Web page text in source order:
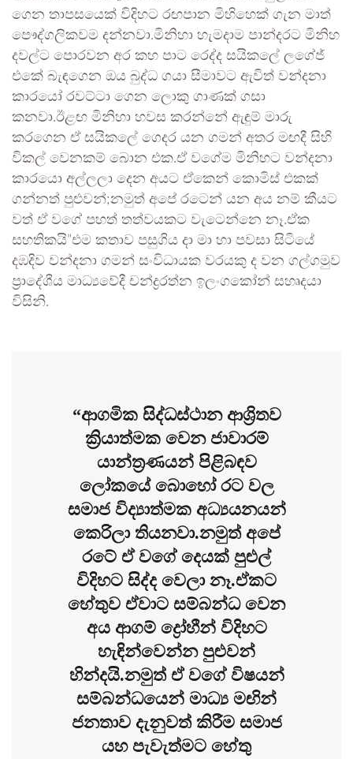
ගෙන තාපසයෙක් විදිහට රඟපාන මිහිහෙක් ගැන මාත්
පෞද්ගලිකවම දන්නවා.මිනිහා හැමදාම පාන්දරට මිනිහ
දවල්ට පොරවන අර කහ පාට රෙද්ද සයිකලේ ලගේජ්
එකේ බැඳගෙන ඔය බුද්ධ ගයා සීමාවට ඇවිත් වන්දනා
කාරයෝ රවට්ටා ගෙන ලොකු ගාණක් ගසා
කනවා.ඊළඟ මිනිහා හවස කරන්නේ ඇඳුම් මාරු
කරගෙන ඒ සයිකලේ ගෙදර යන ගමන් අතර මඟදී සිහි
විකල් වෙනකම් බොන එක.ඒ වගේම මිනිහට වන්දනා
කාරයො අල්ලලා දෙන අයට ඒකෙන් කොමිස් එකක්
ගන්නත් පුළුවන්;නමුත් අපේ රටෙන් යන අය නම් කීයට
වත් ඒ වගේ පහත් තත්වයකට වැටෙන්නෙ නෑ.ඒක
සහතිකයි”එම කතාව පසුගිය දා මා හා පවසා සිටියේ
දඹදිව වන්දනා ගමන් සංවිධායක වරයකු ද වන ගල්ගමුව
ප්‍රාදේශීය මාධ්‍යවේදී චන්ද්‍රරත්න ඉලංගකෝන් සහෘදයා
විසිනි.
“ආගමික සිද්ධස්ථාන ආශ්‍රිතව
ක්‍රියාත්මක වෙන ජාවාරම්
යාන්ත්‍රණයන් පිළිබඳව
ලෝකයේ බොහෝ රට වල
සමාජ විද්‍යාත්මක අධ්‍යයනයන්
කෙරිලා තියනවා.නමුත් අපේ
රටේ ඒ වගේ දෙයක් පුළුල්
විදිහට සිද්ද වෙලා නෑ.ඒකට
හේතුව ඒවාට සම්බන්ධ වෙන
අය ආගම් ද්‍රෝහීන් විදිහට
හැඳින්වෙන්න පුළුවන්
හින්දයි.නමුත් ඒ වගේ විෂයන්
සම්බන්ධයෙන් මාධ්‍ය මඟින්
ජනතාව දැනුවත් කිරීම සමාජ
යහ පැවැත්මට හේතු